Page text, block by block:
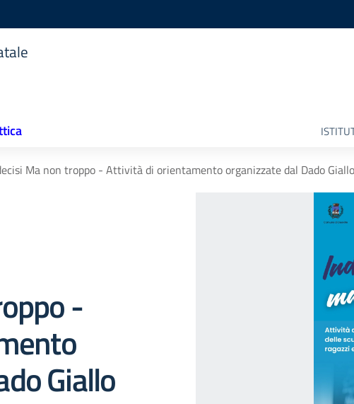
Ma non troppo - Attività di orientamento organizzate dal Dado Giallo
-
Giallo